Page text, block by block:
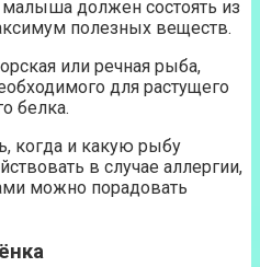
должен состоять из
полезных веществ.
или речная рыба,
для растущего
белка.
когда и какую рыбу
в случае аллергии,
можно порадовать